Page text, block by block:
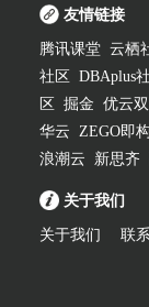
友情链接
腾讯课堂 云栖
社区
DBAplus
区
掘金 优云
华云 ZEGO即
浪潮云
新思齐
关于我们
关于我们 联